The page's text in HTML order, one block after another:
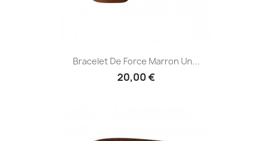
Bracelet De Force Marron Un...
20,00 €